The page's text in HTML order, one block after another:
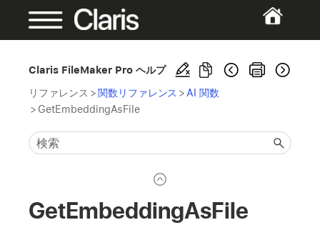
Claris FileMaker Pro ヘルプ
リファレンス >関数リファレンス > AI 関数
> GetEmbeddingAsFile
GetEmbeddingAsFile